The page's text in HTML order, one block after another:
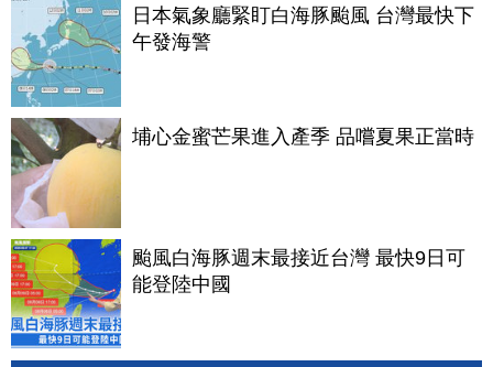
日本氣象廳緊盯白海豚颱風 台灣最快下
午發海警
埔心金蜜芒果進入產季 品嚐夏果正當時
颱風白海豚週末最接近台灣 最快9日可
能登陸中國